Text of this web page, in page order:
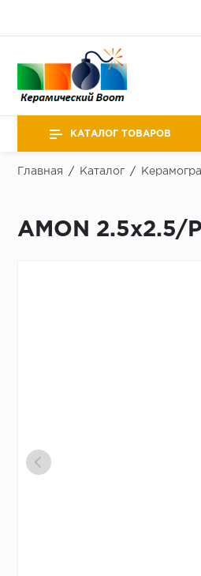
КАТАЛОГ ТОВАРОВ
Главная / Каталог /
AMON 2.5x2.5/